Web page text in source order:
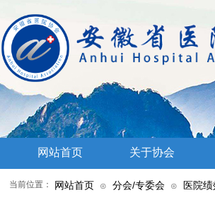
网站首页 关于协会
网站首页 ⊙ 分会/专委会 ⊙ 医院
当前位置：